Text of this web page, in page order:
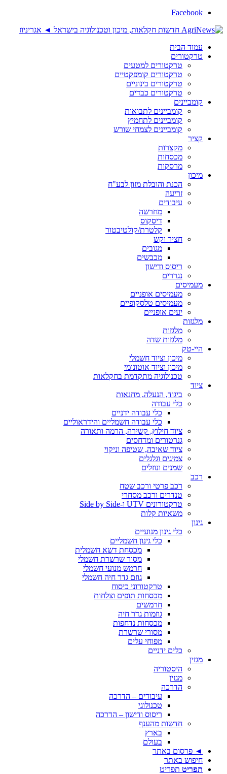
Facebook
עמוד הבית
טרקטורים
טרקטורים למטעים
טרקטורים קומפקטיים
טרקטורים בינוניים
טרקטורים כבדים
קומביינים
קומביינים לתבואות
קומביינים לתחמיץ
קומביינים לצמחי שורש
קציר
מקצרות
מכסחות
מרסקות
מיכון
הכנת והובלת מזון לבע"ח
זריעה
עיבודים
מחרשה
דיסקוס
קלטרת/קולטיבטור
חציר וקש
מגובים
מכבשים
ריסוס ודישון
נגררים
מעמיסים
מעמיסים אופניים
מעמיסים טלסקופיים
יעים אופניים
מלגזות
מלגזות
מלגזות שדה
היי-טק
מיכון וציוד חשמלי
מיכון וציוד אוטונומי
טכנולוגיה מתקדמת בחקלאות
ציוד
ביגוד, הנעלה, מחנאות
כלי עבודה
כלי עבודה ידניים
כלי עבודה חשמליים והידראוליים
ציוד חילוץ, קשירה, הרמה ותאורה
גנרטורים ומדחסים
ציוד שאיבה, שטיפה וניקוי
צמיגים וגלגלים
שמנים ונוזלים
רכב
רכב פרטי ורכב שטח
טנדרים ורכב מסחרי
טרקטורונים UTV ו-Side by Side
משאיות קלות
גינון
כלי גינון מנועיים
כלי גינון חשמליים
מכסחת דשא חשמלית
מסור שרשרת חשמלי
חרמש מנועי חשמלי
גוזם גדר חיה חשמלי
טרקטורוני כיסוח
מכסחות תופים וצלחות
חרמשים
גוזמות גדר חיה
מכסחות נדחפות
מסורי שרשרת
מפוחי עלים
כלים ידניים
מגזין
היסטוריה
מגזין
הדרכה
עיבודים – הדרכה
טכנולוגי
ריסוס ודישון – הדרכה
חדשות מהענף
בארץ
בעולם
◄ פרסום באתר
חיפוש באתר
תפריט תפריט